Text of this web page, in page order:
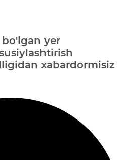
yer
xabardormisiz